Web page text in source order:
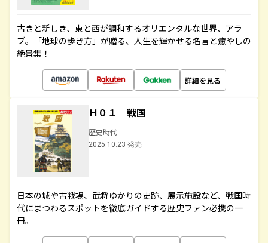
古きと新しき、東と西が調和するオリエンタルな世界、アラ
ブ。「地球の歩き方」が贈る、人生を輝かせる名言と癒やしの
絶景集！
詳細を見る
Ｈ０１ 戦国
歴史時代
2025.10.23 発売
日本の城や古戦場、武将ゆかりの史跡、展示施設など、戦国時
代にまつわるスポットを徹底ガイドする歴史ファン必携の一
冊。